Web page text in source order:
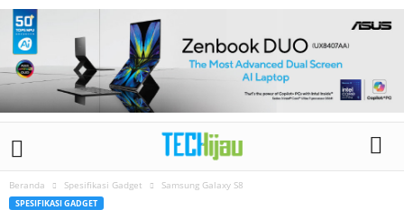
Beranda Spesifikasi Gadget Samsung Galaxy S8
SPESIFIKASI GADGET